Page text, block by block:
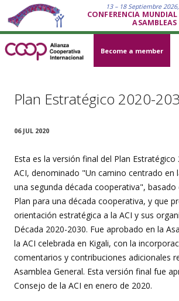
13 – 18 Septiembre
CONFERENCIA
ASAMBLEAS
Become a member
Plan Estratégico 2020-
06 JUL 2020
Esta es la versión final del Plan Estratégico
ACI, denominado "Un camino centrado en
una segunda década cooperativa", basado
Plan para una década cooperativa, y que
orientación estratégica a la ACI y sus
Década 2020-2030. Fue aprobado en la
la ACI celebrada en Kigali, con la
comentarios y contribuciones adicionales
Asamblea General. Esta versión final fue
Consejo de la ACI en enero de 2020.